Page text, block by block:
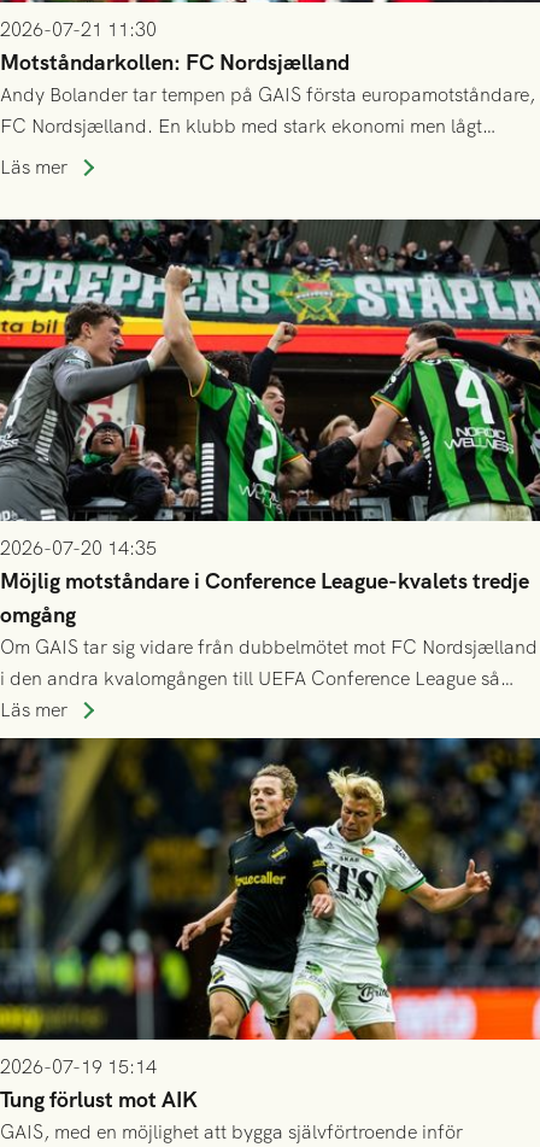
2026-07-21 11:30
Motståndarkollen: FC Nordsjælland
Andy Bolander tar tempen på GAIS första europamotståndare,
FC Nordsjælland. En klubb med stark ekonomi men lågt
publiksnitt, ett lag med både kollektiv styrka och individuell
Läs mer
2026-07-20 14:35
Möjlig motståndare i Conference League-kvalets tredje
omgång
Om GAIS tar sig vidare från dubbelmötet mot FC Nordsjælland
i den andra kvalomgången till UEFA Conference League så
spelas den tredje kvalomgången kort därpå. Motståndare blir
då vinnaren i mötet mellan isländska Valur och HŠK Zrinjski
Mostar från Bosnien och Hercegovina.
Läs mer
2026-07-19 15:14
Tung förlust mot AIK
GAIS, med en möjlighet att bygga självförtroende inför